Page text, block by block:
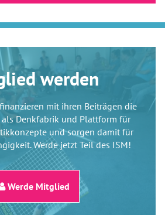
werden
mit ihren Beiträgen die
als Denkfabrik und Plattform für
und sorgen damit für
Werde jetzt Teil des ISM!
Werde Mitglied